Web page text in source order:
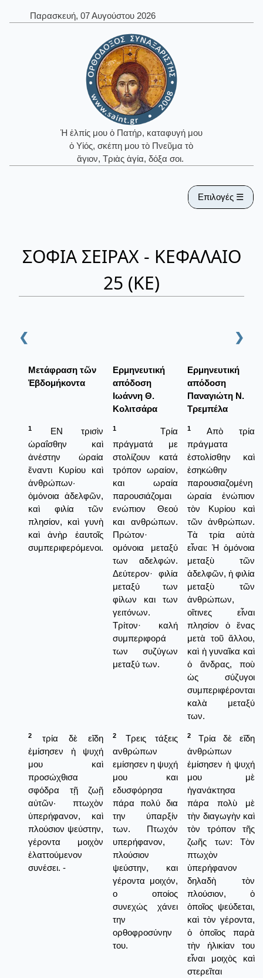
Παρασκευή, 07 Αυγούστου 2026
Ἡ ἐλπίς μου ὁ Πατήρ, καταφυγή μου
ὁ Υἱός, σκέπη μου τὸ Πνεῦμα τὸ
ἅγιον, Τριὰς ἁγία, δόξα σοι.
Επιλογές ☰
ΣΟΦΙΑ ΣΕΙΡΑΧ - ΚΕΦΑΛΑΙΟ
25 (ΚΕ)
❮ ❯
Μετάφραση τῶν
Ἑβδομήκοντα
Ερμηνευτική
απόδοση
Ιωάννη Θ.
Κολιτσάρα
Ερμηνευτική
απόδοση
Παναγιώτη Ν.
Τρεμπέλα
1
ΕΝ τρισὶν
ὡραΐσθην καὶ
ἀνέστην ὡραία
ἔναντι Κυρίου καὶ
ἀνθρώπων·
ὁμόνοια ἀδελφῶν,
καὶ φιλία τῶν
πλησίον, καὶ γυνὴ
καὶ ἀνὴρ ἑαυτοῖς
συμπεριφερόμενοι.
1
Τρία
πράγματά με
στολίζουν κατά
τρόπον ωραίον,
και ωραία
παρουσιάζομαι
ενώπιον Θεού
και ανθρώπων.
Πρώτον·
ομόνοια μεταξύ
των αδελφών.
Δεύτερον· φιλία
μεταξύ των
φίλων και των
γειτόνων.
Τρίτον· καλή
συμπεριφορά
των συζύγων
μεταξύ των.
1
Απὸ τρία
πράγματα
ἐστολίσθην καὶ
ἐσηκώθην
παρουσιαζομένη
ὡραία ἐνώπιον
τὸν Κυρίου καὶ
τῶν ἀνθρώπων.
Τὰ τρία αὐτὰ
εἶναι: Ἡ ὁμόνοια
μεταξὺ τῶν
ἀδελφῶν, ἡ φιλία
μεταξὺ τῶν
ἀνθρώπων,
οἵτινες εἶναι
πλησίον ὁ ἕνας
μετὰ τοῦ ἄλλου,
καὶ ἡ γυναῖκα καὶ
ὁ ἄνδρας, ποὺ
ὡς σύζυγοι
συμπεριφέρονται
καλὰ μεταξύ
των.
2
τρία δὲ εἴδη
ἐμίσησεν ἡ ψυχή
μου καὶ
προσώχθισα
σφόδρα τῇ ζωῇ
αὐτῶν· πτωχὸν
ὑπερήφανον, καὶ
πλούσιον ψεύστην,
γέροντα μοιχὸν
ἐλαττούμενον
συνέσει. -
2
Τρεις τάξεις
ανθρώπων
εμίσησεν η ψυχή
μου και
εδυσφόρησα
πάρα πολύ δια
την ύπαρξίν
των. Πτωχόν
υπερήφανον,
πλούσιον
ψεύστην, και
γέροντα μοιχόν,
ο οποίος
συνεχώς χάνει
την
ορθοφροσύνην
του.
2
Τρία δὲ εἴδη
ἀνθρώπων
ἐμίσησεν ἡ ψυχή
μου μὲ
ἠγανάκτησα
πάρα πολὺ μὲ
τὴν διαγωγὴν καὶ
τὸν τρόπον τῆς
ζωῆς των: Τὸν
πτωχὸν
ὑπερήφανον
δηλαδὴ τὸν
πλούσιον, ὁ
ὁποῖος ψεύδεται,
καὶ τὸν γέροντα,
ὁ ὁποῖος παρὰ
τὴν ἡλικίαν του
εἶναι μοιχὸς καὶ
στερεῖται